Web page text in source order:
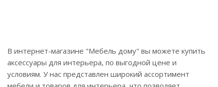
В интернет-магазине "Мебель дому" вы можете купить
аксессуары для интерьера, по выгодной цене и
условиям. У нас представлен широкий ассортимент